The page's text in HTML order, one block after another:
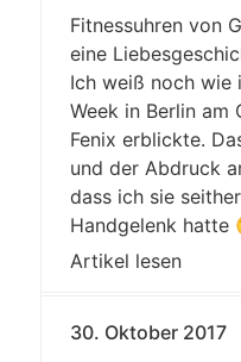
Fitnessuhren von
eine
Ich weiß noch wie
Week in Berlin am
Fenix erblickte.
und der Abdruck
dass ich sie
Handgelenk hatte
Artikel lesen
30. Oktober 2017